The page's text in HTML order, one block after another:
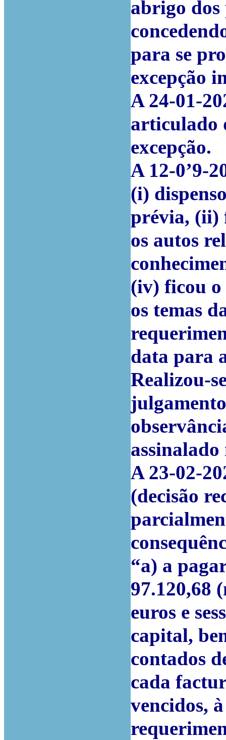
abrigo dos
para se
excepção
A 24-01-
articulado
excepção.
A 12-0’9-
(i)
prévia, (ii)
os autos
(iv) ficou
os temas
data para
Realizou-
A 23-02-
(decisão
“a) a
97.120,68
euros e
capital,
contados
cada
vencidos,